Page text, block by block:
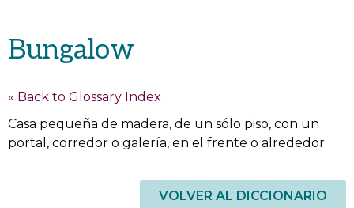
Bungalow
« Back to Glossary Index
Casa pequeña de madera, de un sólo piso, con un
portal, corredor o galería, en el frente o alrededor.
VOLVER AL DICCIONARIO